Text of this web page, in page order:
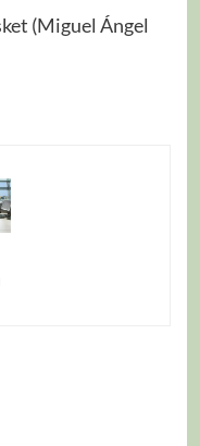
(Miguel Ángel